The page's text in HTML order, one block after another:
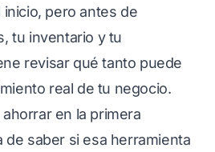
pero antes de
tu inventario y tu
revisar qué tanto puede
real de tu negocio.
en la primera
de saber si esa herramienta